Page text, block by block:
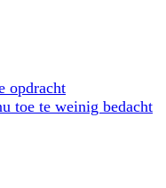
opdracht
toe te weinig bedacht